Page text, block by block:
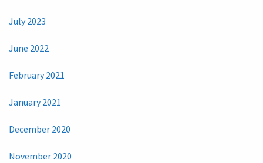
July 2023
June 2022
February 2021
January 2021
December 2020
November 2020